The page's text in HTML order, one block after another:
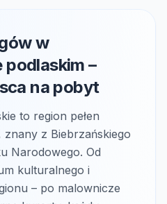
w
–
na pobyt
to region pełen
z Biebrzańskiego
Narodowego. Od
kulturalnego i
– po malownicze